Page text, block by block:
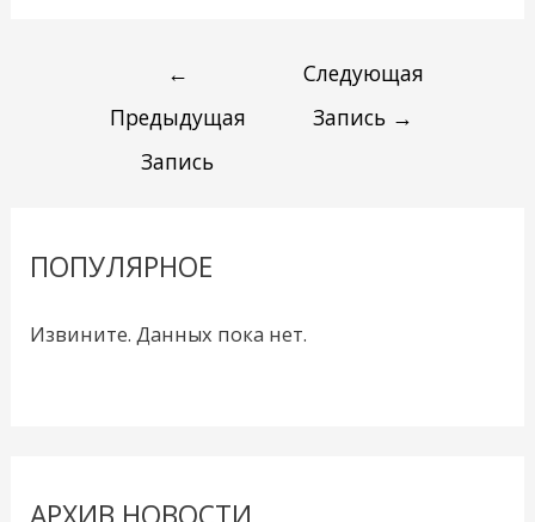
←
Предыдущая
Запись
Следующая
Запись →
ПОПУЛЯРНОЕ
Извините. Данных пока нет.